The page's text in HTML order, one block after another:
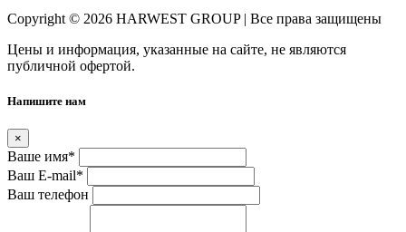
Copyright © 2026 HARWEST GROUP | Все права защищены
Цены и информация, указанные на сайте, не являются
публичной офертой.
Напишите нам
×
Ваше имя*
Ваш E-mail*
Ваш телефон